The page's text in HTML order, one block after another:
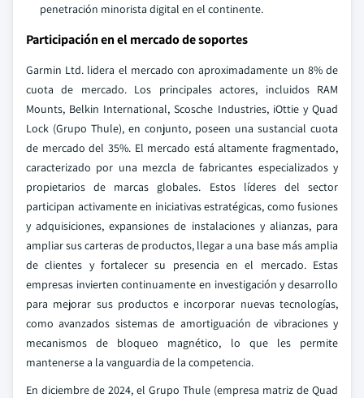
penetración minorista digital en el continente.
Participación en el mercado de soportes
Garmin Ltd. lidera el mercado con aproximadamente un 8% de
cuota de mercado. Los principales actores, incluidos RAM
Mounts, Belkin International, Scosche Industries, iOttie y Quad
Lock (Grupo Thule), en conjunto, poseen una sustancial cuota
de mercado del 35%. El mercado está altamente fragmentado,
caracterizado por una mezcla de fabricantes especializados y
propietarios de marcas globales. Estos líderes del sector
participan activamente en iniciativas estratégicas, como fusiones
y adquisiciones, expansiones de instalaciones y alianzas, para
ampliar sus carteras de productos, llegar a una base más amplia
de clientes y fortalecer su presencia en el mercado. Estas
empresas invierten continuamente en investigación y desarrollo
para mejorar sus productos e incorporar nuevas tecnologías,
como avanzados sistemas de amortiguación de vibraciones y
mecanismos de bloqueo magnético, lo que les permite
mantenerse a la vanguardia de la competencia.
En diciembre de 2024, el Grupo Thule (empresa matriz de Quad